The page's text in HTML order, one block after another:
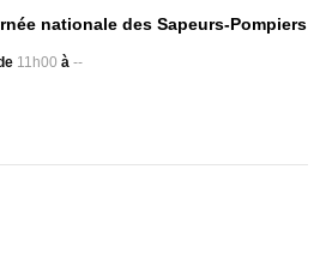
nationale des Sapeurs-Pompiers
11h00 à --